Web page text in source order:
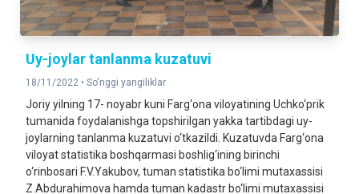
Uy-joylar tanlanma kuzatuvi
18/11/2022 • So'nggi yangiliklar
Joriy yilning 17- noyabr kuni Farg‘ona viloyatining Uchko‘prik
tumanida foydalanishga topshirilgan yakka tartibdagi uy-
joylarning tanlanma kuzatuvi o‘tkazildi. Kuzatuvda Farg‘ona
viloyat statistika boshqarmasi boshlig‘ining birinchi
o‘rinbosari F.V.Yakubov, tuman statistika bo‘limi mutaxassisi
Z.Abdurahimova hamda tuman kadastr bo‘limi mutaxassisi